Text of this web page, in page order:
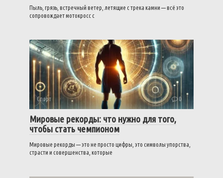
Пыль, грязь, встречный ветер, летящие с трека камни — всё это
сопровождает мотокросс с
Спорт 0
Мировые рекорды: что нужно для того,
чтобы стать чемпионом
Мировые рекорды — это не просто цифры, это символы упорства,
страсти и совершенства, которые